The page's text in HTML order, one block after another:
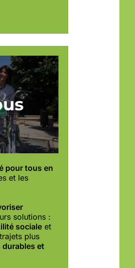
pour tous en
et les
solutions :
socialeet
plus
durables et